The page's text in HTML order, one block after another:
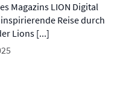
Magazins LION Digital
Reise durch
Lions [...]